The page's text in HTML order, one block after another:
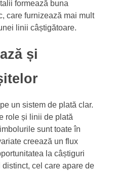
formează buna
care furnizează mai mult
linii câștigătoare.
și
un sistem de plată clar.
role și linii de plată
sunt toate în
creează un flux
la câștiguri
cel care apare de